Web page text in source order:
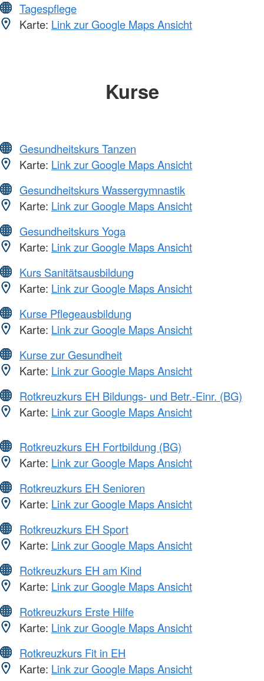
Tagespflege
Karte: Link zur Google Maps Ansicht
Kurse
Gesundheitskurs Tanzen
Karte: Link zur Google Maps Ansicht
Gesundheitskurs Wassergymnastik
Karte: Link zur Google Maps Ansicht
Gesundheitskurs Yoga
Karte: Link zur Google Maps Ansicht
Kurs Sanitätsausbildung
Karte: Link zur Google Maps Ansicht
Kurse Pflegeausbildung
Karte: Link zur Google Maps Ansicht
Kurse zur Gesundheit
Karte: Link zur Google Maps Ansicht
Rotkreuzkurs EH Bildungs- und Betr.-Einr. (BG)
Karte: Link zur Google Maps Ansicht
Rotkreuzkurs EH Fortbildung (BG)
Karte: Link zur Google Maps Ansicht
Rotkreuzkurs EH Senioren
Karte: Link zur Google Maps Ansicht
Rotkreuzkurs EH Sport
Karte: Link zur Google Maps Ansicht
Rotkreuzkurs EH am Kind
Karte: Link zur Google Maps Ansicht
Rotkreuzkurs Erste Hilfe
Karte: Link zur Google Maps Ansicht
Rotkreuzkurs Fit in EH
Karte: Link zur Google Maps Ansicht